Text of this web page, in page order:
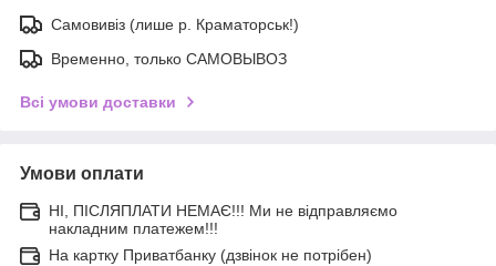
Самовивіз (лише р. Краматорськ!)
Временно, только САМОВЫВОЗ
Всі умови доставки
Умови оплати
НІ, ПІСЛЯПЛАТИ НЕМАЄ!!! Ми не відправляємо
накладним платежем!!!
На картку Приватбанку (дзвінок не потрібен)